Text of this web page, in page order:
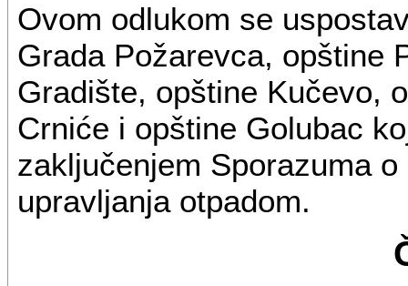
Ovom odlukom se
Grada Požarevca, opštine
Gradište, opštine Kučevo,
Crniće i opštine Golubac
zaključenjem Sporazuma
upravljanja otpadom.